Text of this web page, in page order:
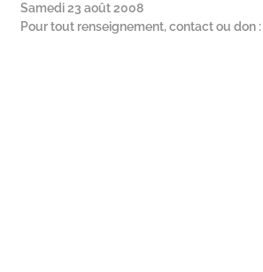
Samedi 23 août 2008
Pour tout renseignement, contact ou don :